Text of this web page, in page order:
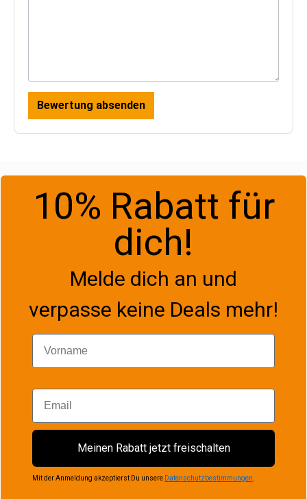
Bewertung absenden
10% Rabatt für
dich!
Melde dich an und
verpasse keine Deals mehr!
Vorname
Email
Meinen Rabatt jetzt freischalten
Mit der Anmeldung akzeptierst Du unsere Datenschutzbestimmungen.